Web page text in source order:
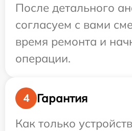
После детального
согласуем с вами
время ремонта и
операции.
4
Гарантия
Как только